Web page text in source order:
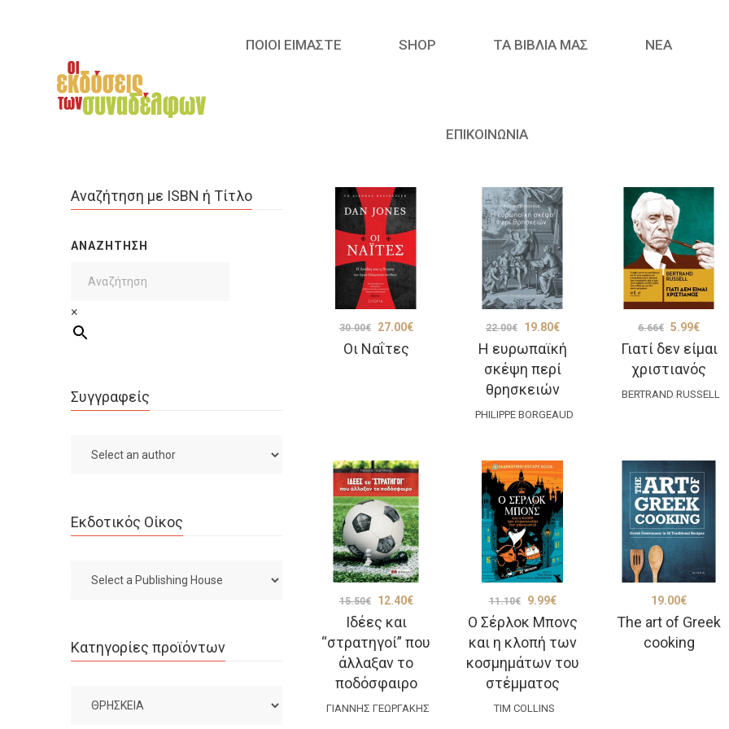
ΠΟΙΟΙ ΕΙΜΑΣΤΕ SHOP ΤΑ ΒΙΒΛΙΑ ΜΑΣ ΝΈΑ
ΕΠΙΚΟΙΝΩΝΙΑ
Οι Ναΐτες
30.00€
Original
price
27.00€Η
Η ευρωπαϊκή
σκέψη περί
θρησκειών
22.00€
Original
price
was:
22.00€.
19.80€Η
τρέχουσα
τιμή
19.80€.
PHILIPPE BORGEAUD
Γιατί δεν είμαι
χριστιανός
6.66€ Original
price
was:
6.66€.
5.99€Η
τιμή
είναι:
BERTRAND RUSSELL
Ιδέες και
“στρατηγοί” που
άλλαξαν το
ποδόσφαιρο
15.50€
Original
price
was:
15.50€.
12.40€Η
τιμή
είναι:
12.40€.
ΓΙΆΝΝΗΣ ΓΕΩΡΓΆΚΗΣ
Ο Σέρλοκ Μπονς
και η κλοπή των
κοσμημάτων του
στέμματος
11.10€
Original
price
was:
11.10€.
9.99€Η
τρέχουσα
τιμή
είναι:
9.99€.
TIM COLLINS
The art of Greek
cooking
19.00€
Αναζήτηση με ISBN ή Τίτλο
ΑΝΑΖΉΤΗΣΗ
×
Συγγραφείς
Εκδοτικός Οίκος
Κατηγορίες προϊόντων